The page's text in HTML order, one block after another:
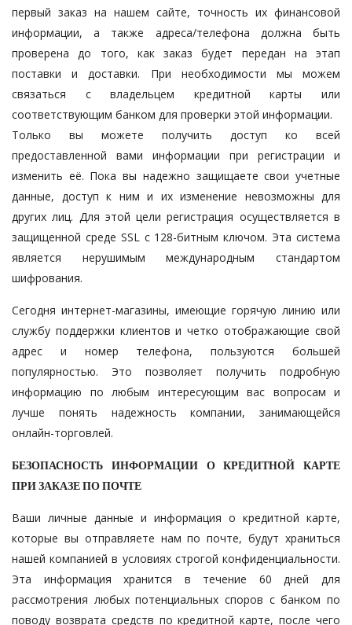
первый заказ на нашем сайте, точность их финансовой
информации, а также адреса/телефона должна быть
проверена до того, как заказ будет передан на этап
поставки и доставки. При необходимости мы можем
связаться с владельцем кредитной карты или
соответствующим банком для проверки этой информации.
Только вы можете получить доступ ко всей
предоставленной вами информации при регистрации и
изменить её. Пока вы надежно защищаете свои учетные
данные, доступ к ним и их изменение невозможны для
других лиц. Для этой цели регистрация осуществляется в
защищенной среде SSL с 128-битным ключом. Эта система
является нерушимым международным стандартом
шифрования.
Сегодня интернет-магазины, имеющие горячую линию или
службу поддержки клиентов и четко отображающие свой
адрес и номер телефона, пользуются большей
популярностью. Это позволяет получить подробную
информацию по любым интересующим вас вопросам и
лучше понять надежность компании, занимающейся
онлайн-торговлей.
БЕЗОПАСНОСТЬ ИНФОРМАЦИИ О КРЕДИТНОЙ КАРТЕ
ПРИ ЗАКАЗЕ ПО ПОЧТЕ
Ваши личные данные и информация о кредитной карте,
которые вы отправляете нам по почте, будут храниться
нашей компанией в условиях строгой конфиденциальности.
Эта информация хранится в течение 60 дней для
рассмотрения любых потенциальных споров с банком по
поводу возврата средств по кредитной карте, после чего